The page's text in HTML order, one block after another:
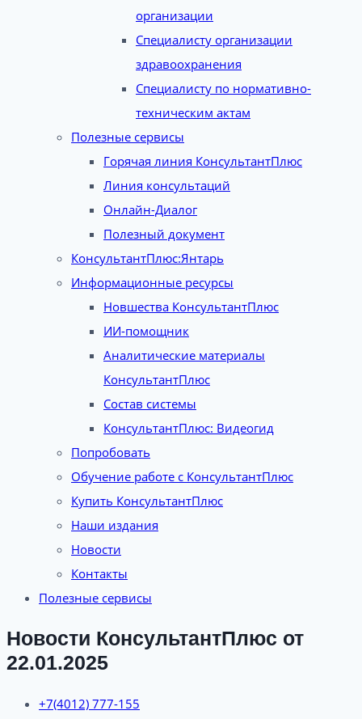
организации
Специалисту организации
здравоохранения
Специалисту по нормативно-
техническим актам
Полезные сервисы
Горячая линия КонсультантПлюс
Линия консультаций
Онлайн-Диалог
Полезный документ
КонсультантПлюс:Янтарь
Информационные ресурсы
Новшества КонсультантПлюс
ИИ-помощник
Аналитические материалы
КонсультантПлюс
Состав системы
КонсультантПлюс: Видеогид
Попробовать
Обучение работе с КонсультантПлюс
Купить КонсультантПлюс
Наши издания
Новости
Контакты
Полезные сервисы
Новости КонсультантПлюс от
22.01.2025
+7(4012) 777-155